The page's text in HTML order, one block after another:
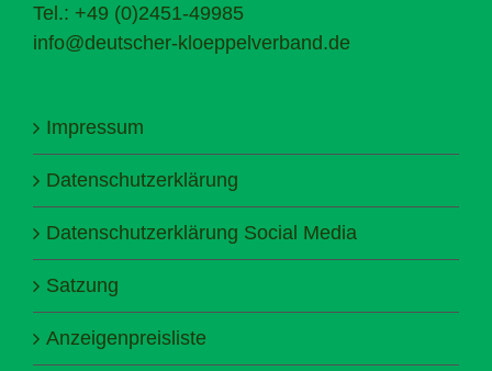
Tel.: +49 (0)2451-49985
info@deutscher-kloeppelverband.de
Impressum
Datenschutzerklärung
Datenschutzerklärung Social Media
Satzung
Anzeigenpreisliste